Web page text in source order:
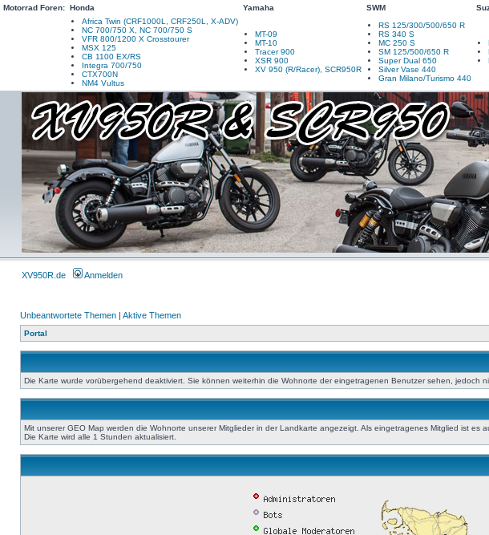
Motorrad Foren: Honda Yamaha SWM
Africa Twin (CRF1000L, CRF250L, X-ADV)
NC 700/750 X, NC 700/750 S
VFR 800/1200 X Crosstourer
MSX 125
CB 1100 EX/RS
Integra 700/750
CTX700N
NM4 Vultus
MT-09
MT-10
Tracer 900
XSR 900
XV 950 (R/Racer), SCR950R
RS 125/300/500/650 R
RS 340 S
MC 250 S
SM 125/500/650 R
Super Dual 650
Silver Vase 440
Gran Milano/Turismo 440
XV950R.de Anmelden
Unbeantwortete Themen | Aktive Themen
Portal
Die Karte wurde vorübergehend deaktiviert. Sie können weiterhin die Wohnorte der eingetragenen Benutzer sehen, jedoch
Mit unserer GEO Map werden die Wohnorte unserer Mitglieder in der Landkarte angezeigt. Als eingetragenes Mitglied ist es
Die Karte wird alle 1 Stunden aktualisiert.